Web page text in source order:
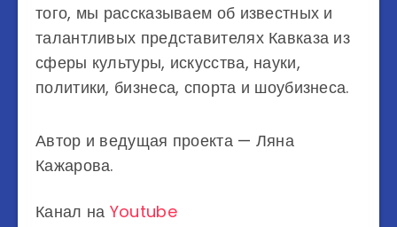
того, мы рассказываем об известных и
талантливых представителях Кавказа из
сферы культуры, искусства, науки,
политики, бизнеса, спорта и шоубизнеса.
Автор и ведущая проекта — Ляна
Кажарова.
Канал на Youtube